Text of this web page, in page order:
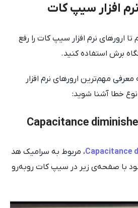
افزار سیپ کات
ارورهای نرم افزار سیپ کات را رفع
برش استفاده کنید.
مهم‌ترین ارورهای نرم افزار
Capacitance، مربوط به سرامیک هد
با صفحه‌ی زیر در سیپ کات روبه‌رو